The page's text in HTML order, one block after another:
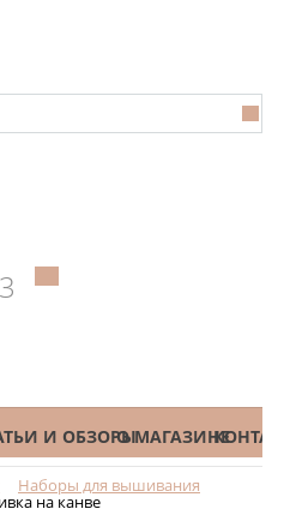
И ОБЗОРЫО МАГАЗИНЕ
Наборы для вышивания
на канве